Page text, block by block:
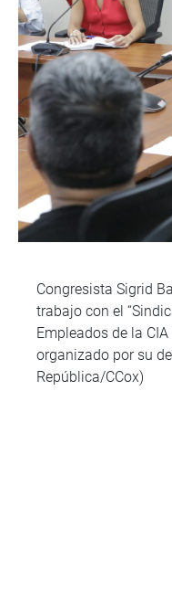
Congresista Sigrid
trabajo con el
Empleados de la
organizado por su
República/CCox)